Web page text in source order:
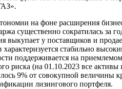
на фоне расширения
существенно сократилась за
выкупает у поставщиков и
стабильно
поддерживается на
риска (на 01.10.2023 все
9% от совокупной величины
лизингового портфеля.